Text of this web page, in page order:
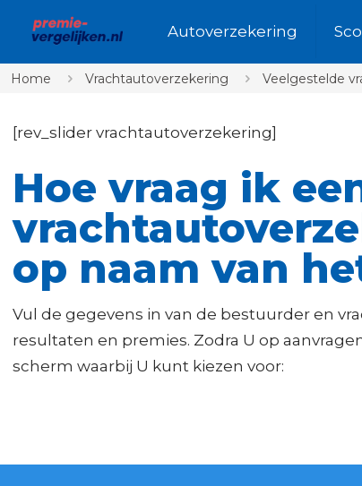
Autoverzekering
Home Vrachtautoverzekering Veelgestelde
[rev_slider vrachtautoverzekering]
Hoe vraag ik
op naam van
Vul de gegevens in van de bestuurder en
resultaten en premies. Zodra U op
scherm waarbij U kunt kiezen voor: